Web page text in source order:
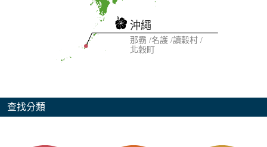
沖繩
那霸 名護 讀穀村
北穀町
查找分類